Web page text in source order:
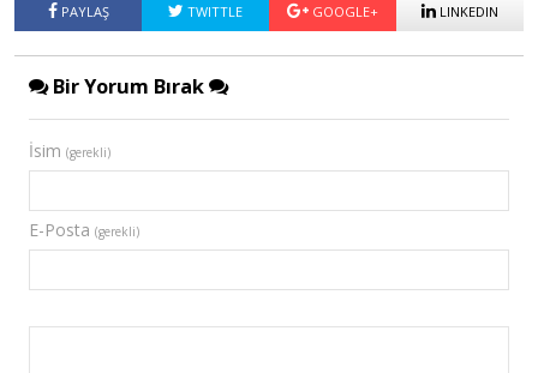
PAYLAŞ TWITTLE GOOGLE+ LINKEDIN
Bir Yorum Bırak
İsim (gerekli)
E-Posta (gerekli)